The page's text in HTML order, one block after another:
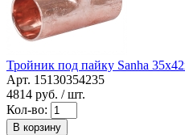
Тройник под пайку Sanha
Арт. 15130354235
4814 руб. / шт.
Кол-во:
В корзину